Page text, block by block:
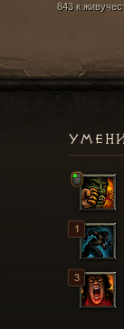
843 к